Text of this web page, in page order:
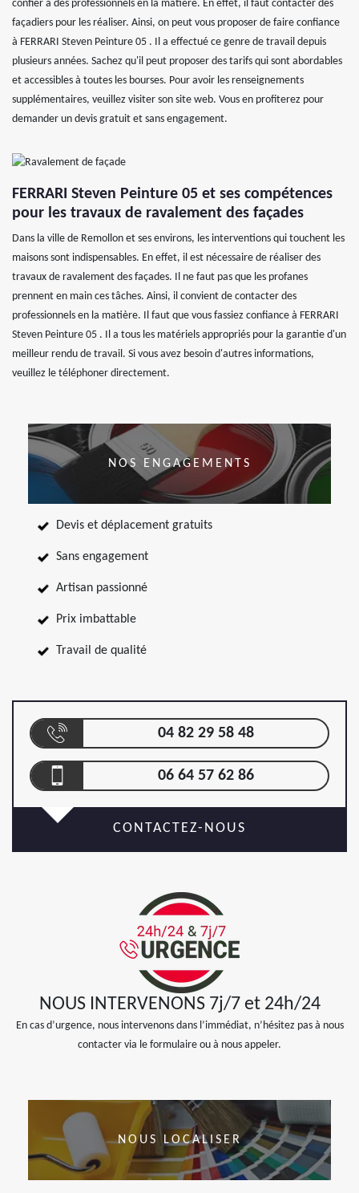
confier à des professionnels en la matière. En effet, il faut contacter des
façadiers pour les réaliser. Ainsi, on peut vous proposer de faire confiance
à FERRARI Steven Peinture 05 . Il a effectué ce genre de travail depuis
plusieurs années. Sachez qu'il peut proposer des tarifs qui sont abordables
et accessibles à toutes les bourses. Pour avoir les renseignements
supplémentaires, veuillez visiter son site web. Vous en profiterez pour
demander un devis gratuit et sans engagement.
FERRARI Steven Peinture 05 et ses compétences
pour les travaux de ravalement des façades
Dans la ville de Remollon et ses environs, les interventions qui touchent les
maisons sont indispensables. En effet, il est nécessaire de réaliser des
travaux de ravalement des façades. Il ne faut pas que les profanes
prennent en main ces tâches. Ainsi, il convient de contacter des
professionnels en la matière. Il faut que vous fassiez confiance à FERRARI
Steven Peinture 05 . Il a tous les matériels appropriés pour la garantie d'un
meilleur rendu de travail. Si vous avez besoin d'autres informations,
veuillez le téléphoner directement.
NOS ENGAGEMENTS
Devis et déplacement gratuits
Sans engagement
Artisan passionné
Prix imbattable
Travail de qualité
04 82 29 58 48
06 64 57 62 86
CONTACTEZ-NOUS
NOUS INTERVENONS 7j/7 et 24h/24
En cas d’urgence, nous intervenons dans l’immédiat, n’hésitez pas à nous
contacter via le formulaire ou à nous appeler.
NOUS LOCALISER